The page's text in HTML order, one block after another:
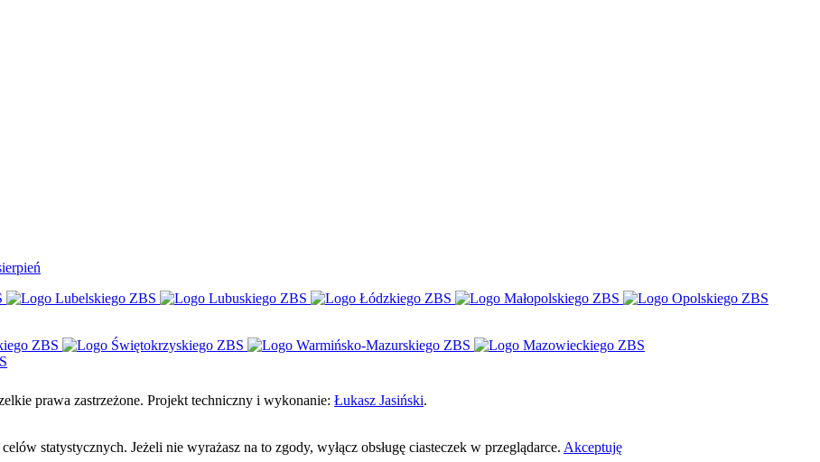
prawa zastrzeżone. Projekt techniczny i wykonanie: Łukasz Jasiński.
statystycznych. Jeżeli nie wyrażasz na to zgody, wyłącz obsługę ciasteczek w przeglądarce. Akceptuję